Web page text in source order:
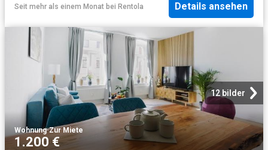
Seit mehr als einem Monat bei Rentola Details ansehen
12 bilder
Wohnung·Zur Miete
1.200 €